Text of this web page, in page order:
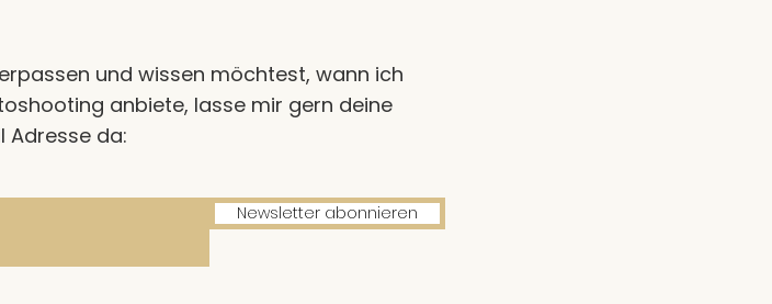
und wissen möchtest, wann ich
anbiete, lasse mir gern deine
Adresse da:
Newsletter abonnieren